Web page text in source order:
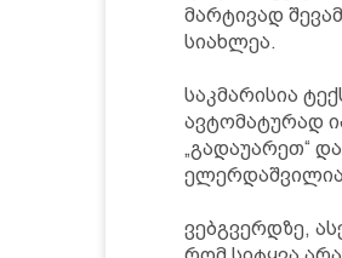
მარტივად
სიახლეა.
საკმარისია
ავტომატურად
„გადაუარეთ“
ვებგვერდზე,